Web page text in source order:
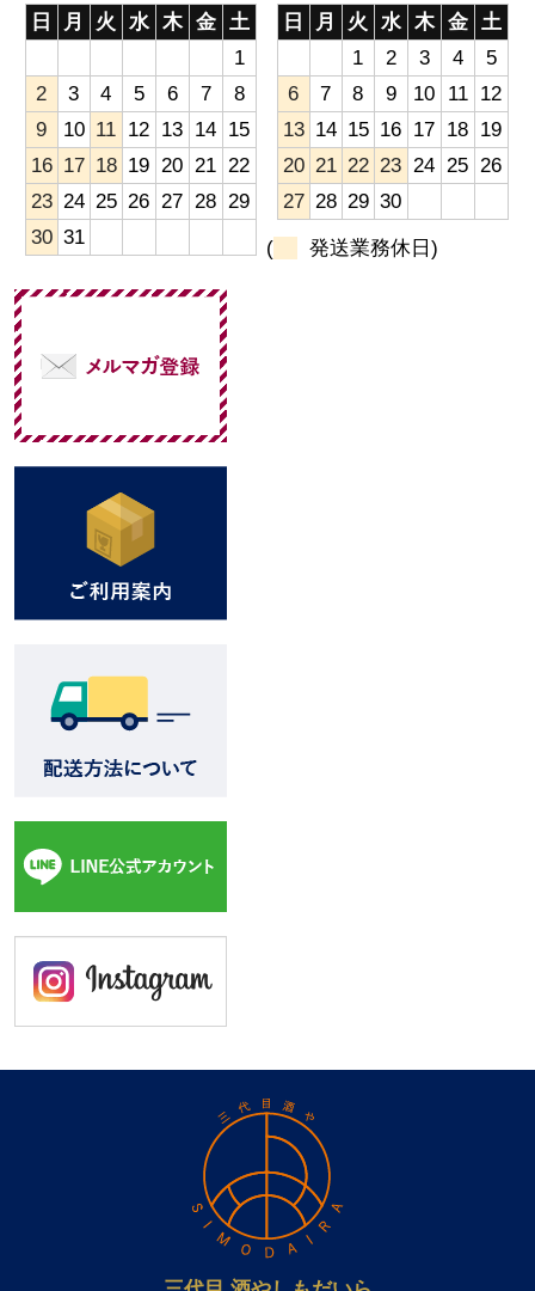
日
月 火 水 木 金 土
1
2
3 4 5 6 7
8
9
10 11 12 13 14 15
16 17 18 19 20 21 22
23 24 25 26 27 28 29
30 31
日
月 火 水 木 金
土
1
2 3 4
5
6
7 8 9 10 11
12
13 14 15 16 17 18 19
20 21 22 23 24 25 26
27 28 29 30
( 発送業務休日)